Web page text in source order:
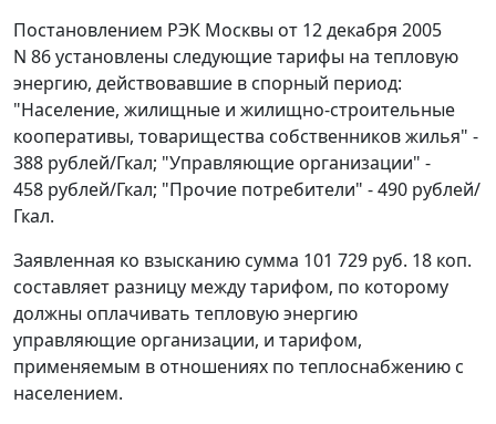
Постановлением РЭК Москвы от 12 декабря 2005
N 86 установлены следующиетарифы на тепловую
энергию, действовавшие в спорный период:
"Население, жилищные и жилищно-строительные
кооперативы, товарищества собственников жилья" -
388 рублей/Гкал; "Управляющие организации" -
458 рублей/Гкал; "Прочие потребители" - 490 рублей/
Гкал.
Заявленная ко взысканию сумма 101 729 руб. 18 коп.
составляет разницу между тарифом, по которому
должны оплачивать тепловую энергию
управляющие организации, и тарифом,
применяемым в отношениях по теплоснабжению с
населением.